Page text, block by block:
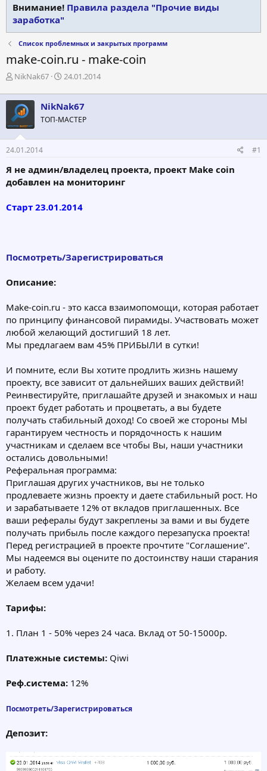
Внимание! Правила раздела "Прочие виды
заработка"
Список проблемных и закрытых программ
make-coin.ru - make-coin
А
т
о
р
т
е
м
NikNak67
Д
т
а
н
ч
а
24.01.2014
NikNak67
ТОП-МАСТЕР
24.01.2014 #1
Я не админ/владелец проекта, проект Make coin
добавлен на мониторинг
Старт 23.01.2014
Посмотреть/Зарегистрироваться
Описание:
Make-coin.ru - это касса взаимопомощи, которая работает
по принципу финансовой пирамиды. Участвовать может
любой желающий достигший 18 лет.
Мы предлагаем вам 45% ПРИБЫЛИ в сутки!
И помните, если Вы хотите продлить жизнь нашему
проекту, все зависит от дальнейших ваших действий!
Реинвестируйте, приглашайте друзей и знакомых и наш
проект будет работать и процветать, а вы будете
получать стабильный доход! Со своей же стороны МЫ
гарантируем честность и порядочность к нашим
участникам и сделаем все чтобы Вы, наши участники
остались довольными!
Реферальная программа:
Приглашая других участников, вы не только
продлеваете жизнь проекту и даете стабильный рост. Но
и зарабатываете 12% от вкладов приглашенных. Все
ваши рефералы будут закреплены за вами и вы будете
получать прибыль после каждого перезапуска проекта!
Перед регистрацией в проекте прочтите "Соглашение".
Мы надеемся вы оцените по достоинству наши старания
и работу.
Желаем всем удачи!
Тарифы:
1. План 1 - 50% через 24 часа. Вклад от 50-15000р.
Платежные системы: Qiwi
Реф.система: 12%
Посмотреть/Зарегистрироваться
Депозит: